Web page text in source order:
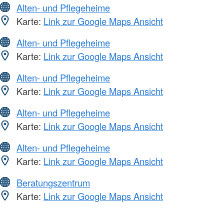
Alten- und Pflegeheime
Karte: Link zur Google Maps Ansicht
Alten- und Pflegeheime
Karte: Link zur Google Maps Ansicht
Alten- und Pflegeheime
Karte: Link zur Google Maps Ansicht
Alten- und Pflegeheime
Karte: Link zur Google Maps Ansicht
Alten- und Pflegeheime
Karte: Link zur Google Maps Ansicht
Beratungszentrum
Karte: Link zur Google Maps Ansicht